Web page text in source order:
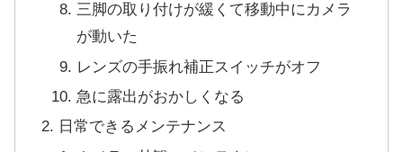
三脚の取り付けが緩くて移動中にカメラ
が動いた
レンズの手振れ補正スイッチがオフ
急に露出がおかしくなる
日常できるメンテナンス